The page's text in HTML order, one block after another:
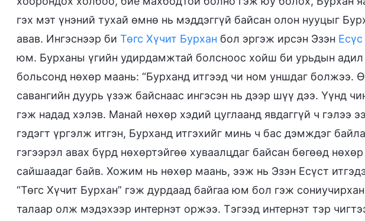
гэх мэт үнэний тухай өмнө нь мэддэггүй байсан олон нууцыг
авав. Ингэснээр би Төгс Хүчит Бурхан бол эргэж ирсэн Эзэн Есүс
юм. Бурханы үгийн удирдамжтай болсноос хойш би урьдын адил
больсонд нөхөр маань: “Бурханд итгээд чи ном уншдаг болжээ.
савангийн дуурь үзэж байснаас ингэсэн нь дээр шүү дээ. Үүнд
гэж надад хэлэв. Манай нөхөр хэдий цуглаанд явдаггүй ч гэлээ
гэдэгт үргэлж итгэн, Бурханд итгэхийг минь ч бас дэмждэг
гэгээрэл авах бүрд нөхөртэйгөө хуваалцдаг байсан бөгөөд
сайшаадаг байв. Хожим нь нөхөр маань, ээж нь Эзэн Есүст
“Төгс Хүчит Бурхан” гэж дурдаад байгаа юм бол гэж
талаар олж мэдэхээр интернэт оржээ. Тэгээд интернэт тэр